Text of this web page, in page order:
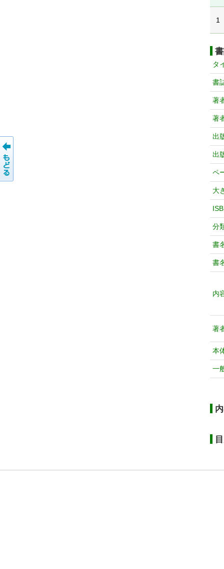
1
タ
書
著
著
出
出
ペ
大
分
書
書
内
著
本
一